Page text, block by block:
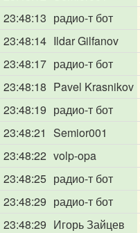
23:48:13 радио-т бот
23:48:14 Ildar Gilfanov
23:48:17 радио-т бот
23:48:18 Pavel Krasnikov
23:48:19 радио-т бот
23:48:21 Semior001
23:48:22 volp-opa
23:48:25 радио-т бот
23:48:29 радио-т бот
23:48:29 Игорь Зайцев